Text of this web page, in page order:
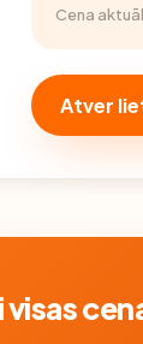
Cena
Atver
visas